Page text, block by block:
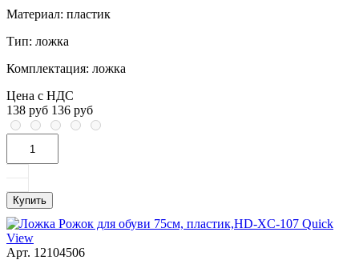
Материал: пластик
Тип: ложка
Комплектация: ложка
Цена с НДС
138 руб 136 руб
Купить
Quick
View
Арт. 12104506